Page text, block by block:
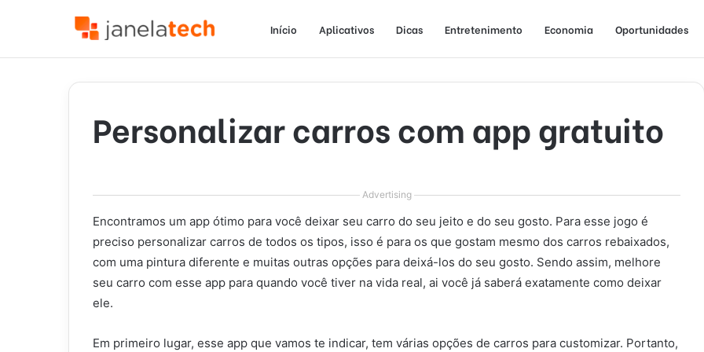
Início Aplicativos Dicas Entretenimento Economia Oportunidades
Personalizar carros com app gratuito
Advertising
Encontramos um app ótimo para você deixar seu carro do seu jeito e do seu gosto. Para esse jogo é
preciso personalizar carros de todos os tipos, isso é para os que gostam mesmo dos carros rebaixados,
com uma pintura diferente e muitas outras opções para deixá-los do seu gosto. Sendo assim, melhore
seu carro com esse app para quando você tiver na vida real, ai você já saberá exatamente como deixar
ele.
Em primeiro lugar, esse app que vamos te indicar, tem várias opções de carros para customizar. Portanto,